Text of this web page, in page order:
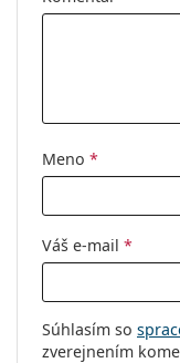
Meno *
Váš e-mail *
Súhlasím so
zverejnením